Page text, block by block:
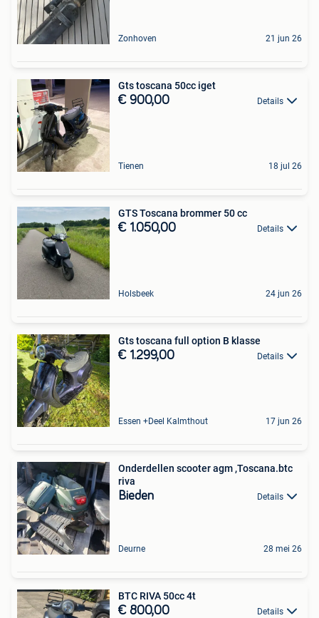
Zonhoven 21 jun 26
Gts toscana 50cc iget
€ 900,00 Details
Tienen 18 jul 26
GTS Toscana brommer 50 cc
€ 1.050,00 Details
Holsbeek 24 jun 26
Gts toscana full option B klasse
€ 1.299,00 Details
Essen +Deel Kalmthout 17 jun 26
Onderdellen scooter agm ,Toscana.btc
riva
Bieden Details
Deurne 28 mei 26
BTC RIVA 50cc 4t
€ 800,00 Details